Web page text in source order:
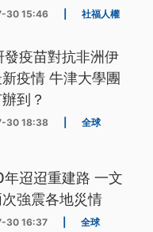
30 15:46 社福人權
發疫苗對抗非洲伊
疫情 牛津大學團
到？
30 18:38 全球
年迢迢重建路 一文
強震各地災情
30 16:37 全球